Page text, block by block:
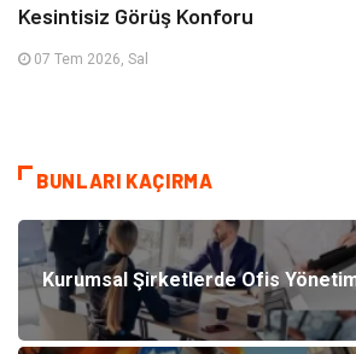
Kesintisiz Görüş Konforu
07 Tem 2026, Sal
BUNLARI KAÇIRMA
Kurumsal Şirketlerde Ofis